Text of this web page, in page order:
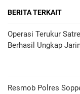
BERITA TERKAIT
Operasi Terukur
Berhasil Ungkap
Resmob Polres